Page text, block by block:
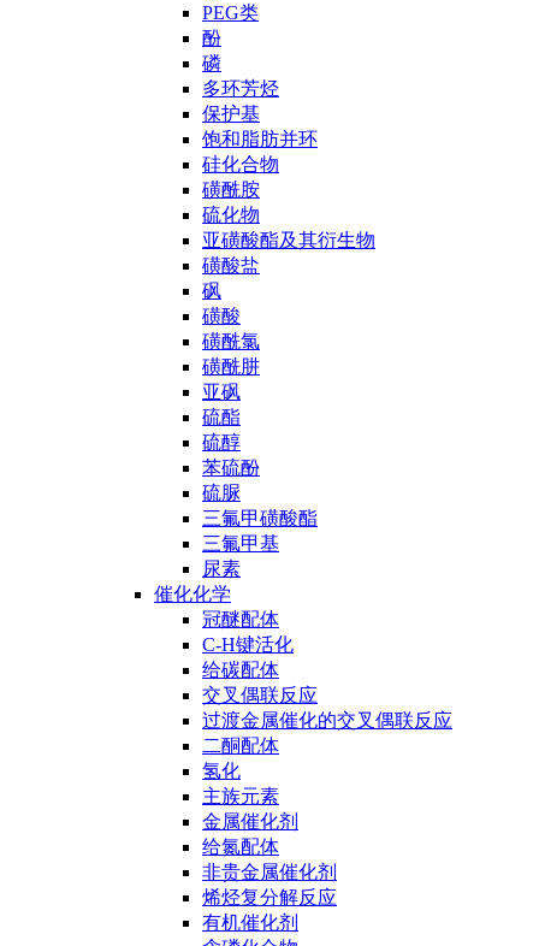
PEG类
酚
磷
多环芳烃
保护基
饱和脂肪并环
硅化合物
磺酰胺
硫化物
亚磺酸酯及其衍生物
磺酸盐
砜
磺酸
磺酰氯
磺酰肼
亚砜
硫酯
硫醇
苯硫酚
硫脲
三氟甲磺酸酯
三氟甲基
尿素
催化化学
冠醚配体
C-H键活化
给碳配体
交叉偶联反应
过渡金属催化的交叉偶联反应
二酮配体
氢化
主族元素
金属催化剂
给氮配体
非贵金属催化剂
烯烃复分解反应
有机催化剂